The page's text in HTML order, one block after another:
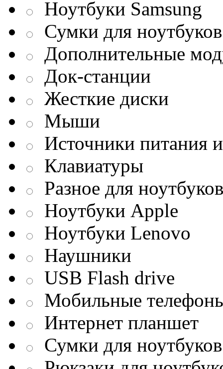
Ноутбуки Samsung
Сумки для ноутбуков
Дополнительные
Док-станции
Жесткие диски
Мыши
Источники питания
Клавиатуры
Разное для ноутбуков
Ноутбуки Apple
Ноутбуки Lenovo
Наушники
USB Flash drive
Мобильные
Интернет планшет
Сумки для